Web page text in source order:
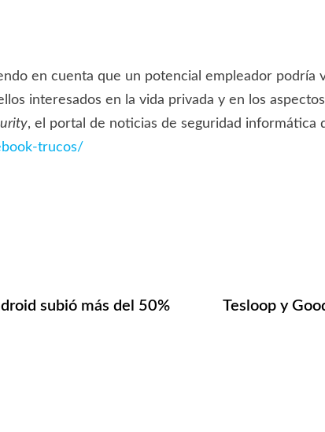
en cuenta que un potencial empleador
interesados en la vida privada y en los
, el portal de noticias de seguridad informática
trucos/
subió más del 50%
Tesloop y